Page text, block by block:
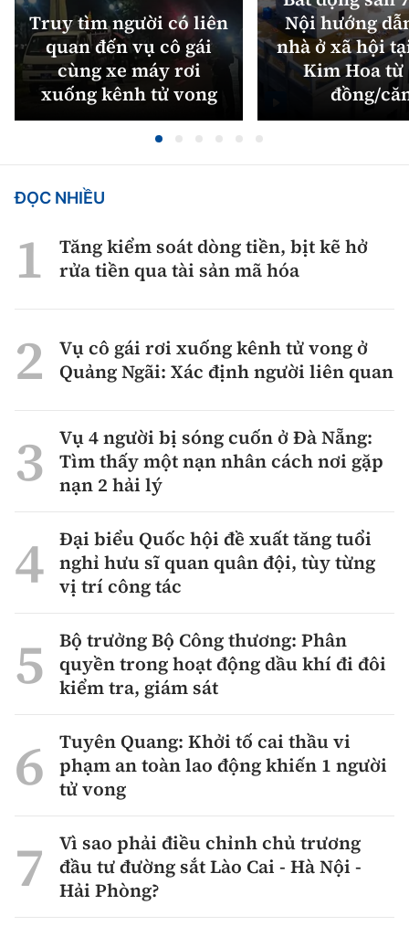
Truy tìm người có liên
quan đến vụ cô gái
cùng xe máy rơi
xuống kênh tử vong
Nội hướng
nhà ở xã hội
Kim Hoa từ
đồng/
ĐỌC NHIỀU
Tăng kiểm soát dòng tiền, bịt kẽ hở
rửa tiền qua tài sản mã hóa
Vụ cô gái rơi xuống kênh tử vong ở
Quảng Ngãi: Xác định người liên quan
Vụ 4 người bị sóng cuốn ở Đà Nẵng:
Tìm thấy một nạn nhân cách nơi gặp
nạn 2 hải lý
Đại biểu Quốc hội đề xuất tăng tuổi
nghỉ hưu sĩ quan quân đội, tùy từng
vị trí công tác
Bộ trưởng Bộ Công thương: Phân
quyền trong hoạt động dầu khí đi đôi
kiểm tra, giám sát
Tuyên Quang: Khởi tố cai thầu vi
phạm an toàn lao động khiến 1 người
tử vong
Vì sao phải điều chỉnh chủ trương
đầu tư đường sắt Lào Cai - Hà Nội -
Hải Phòng?